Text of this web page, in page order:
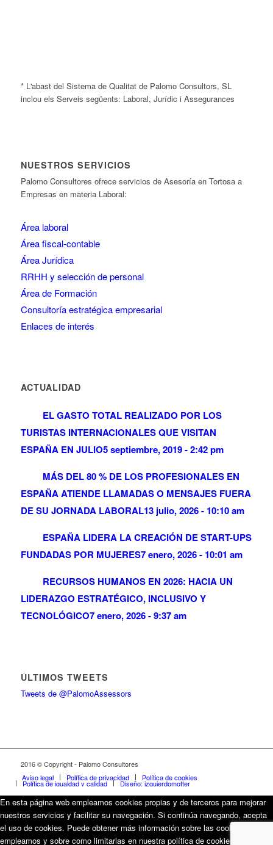
* L'abast del Sistema de Qualitat de Palomo Consultors, SL
inclou els Serveis següents: Laboral, Jurídic i Assegurances
NUESTROS SERVICIOS
Palomo Consultores ofrece servicios de Asesoría en Tortosa a
Empresas en materia Laboral:
Área laboral
Área fiscal-contable
Área Jurídica
RRHH y selección de personal
Área de Formación
Consultoría estratégica empresarial
Enlaces de interés
ACTUALIDAD
EL GASTO TOTAL REALIZADO POR LOS
TURISTAS INTERNACIONALES QUE VISITAN
ESPAÑA EN JULIO5 septiembre, 2019 - 2:42 pm
MÁS DEL 80 % DE LOS PROFESIONALES EN
ESPAÑA ATIENDE LLAMADAS O MENSAJES FUERA
DE SU JORNADA LABORAL13 julio, 2026 - 10:10 am
ESPAÑA LIDERA LA CREACIÓN DE START-UPS
FUNDADAS POR MUJERES7 enero, 2026 - 10:01 am
RECURSOS HUMANOS EN 2026: HACIA UN
LIDERAZGO ESTRATÉGICO, INCLUSIVO Y
TECNOLÓGICO7 enero, 2026 - 9:37 am
ÚLTIMOS TWEETS
Tweets de @PalomoAssessors
2016 © Copyright - Palomo Consultores
Aviso legal
Política de privacidad Política de cookies
Política de igualdad y calidad Diseño: izquierdomotter
En esta página web empleamos cookies propias y de terceros para mejorar
nuestros servicios y facilitar su navegación. Si continúa navegando, acepta
el uso de cookies. Puede obtener más información sobre las cookies que
empleamos y sobre como limitarlas en nuestra política de cookies.